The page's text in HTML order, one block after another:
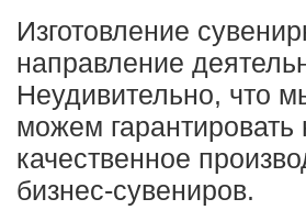
Изготовление
направление
Неудивительно, что
можем
качественное
бизнес-сувениров.